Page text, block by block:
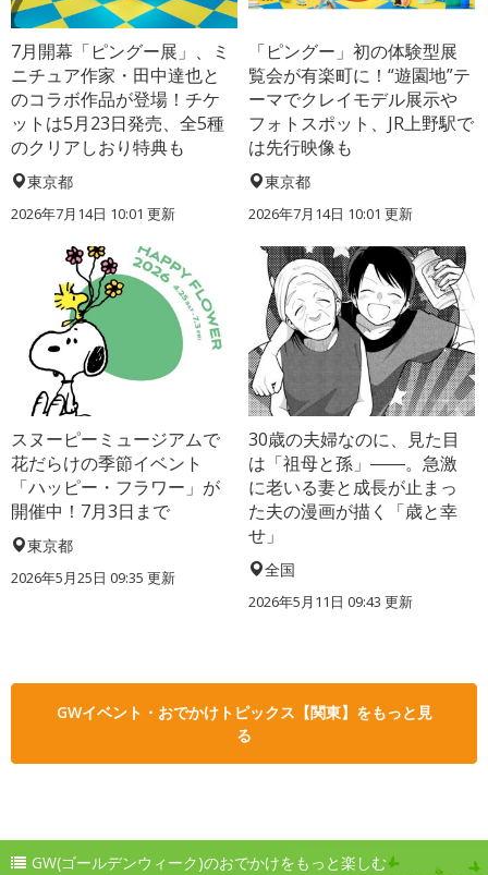
7月開幕「ピングー展」、ミ
ニチュア作家・田中達也と
のコラボ作品が登場！チケ
ットは5月23日発売、全5種
のクリアしおり特典も
東京都
2026年7月14日 10:01 更新
「ピングー」初の体験型展
覧会が有楽町に！“遊園地”テ
ーマでクレイモデル展示や
フォトスポット、JR上野駅で
は先行映像も
東京都
2026年7月14日 10:01 更新
スヌーピーミュージアムで
花だらけの季節イベント
「ハッピー・フラワー」が
開催中！7月3日まで
東京都
2026年5月25日 09:35 更新
30歳の夫婦なのに、見た目
は「祖母と孫」――。急激
に老いる妻と成長が止まっ
た夫の漫画が描く「歳と幸
せ」
全国
2026年5月11日 09:43 更新
GWイベント・おでかけトピックス【関東】をもっと見
る
GW(ゴールデンウィーク)のおでかけをもっと楽しむ